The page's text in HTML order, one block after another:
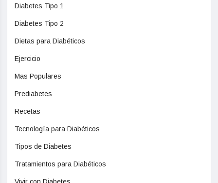
Diabetes Tipo 1
Diabetes Tipo 2
Dietas para Diabéticos
Ejercicio
Mas Populares
Prediabetes
Recetas
Tecnología para Diabéticos
Tipos de Diabetes
Tratamientos para Diabéticos